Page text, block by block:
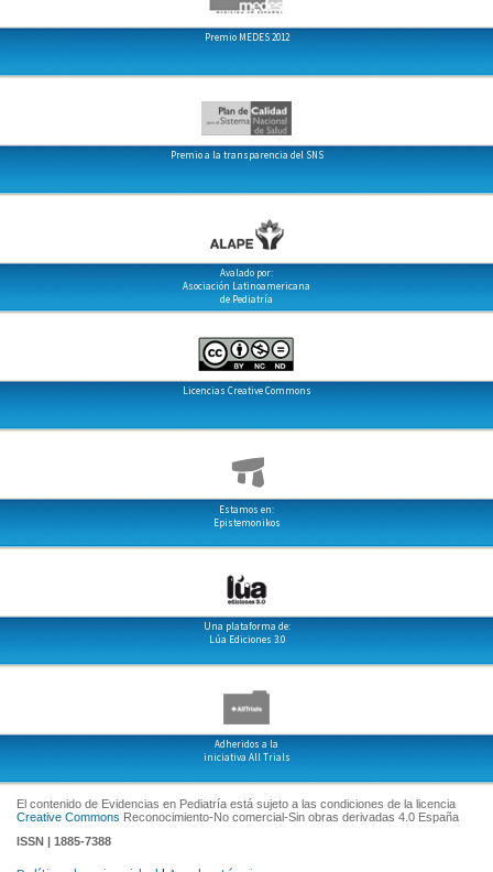
Premio MEDES 2012
Premio a la transparencia del SNS
Avalado por:
Asociación Latinoamericana
de Pediatría
Licencias Creative Commons
Estamos en:
Epistemonikos
Una plataforma de:
Lúa Ediciones 3.0
Adheridos a la
iniciativa All Trials
El contenido de Evidencias en Pediatría está sujeto a las condiciones de la licencia
Creative Commons Reconocimiento-No comercial-Sin obras derivadas 4.0 España
ISSN | 1885-7388